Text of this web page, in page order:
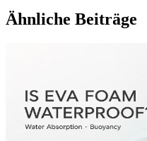
Ähnliche Beiträge